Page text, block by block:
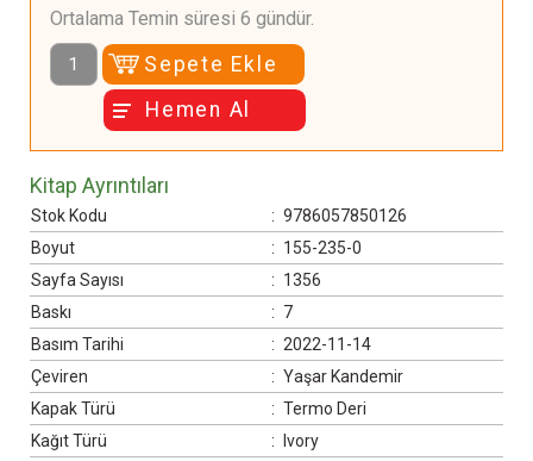
Ortalama Temin süresi 6 gündür.
Sepete Ekle
Hemen Al
Kitap Ayrıntıları
Stok Kodu : 9786057850126
Boyut
: 155-235-0
Sayfa Sayısı
: 1356
Baskı
: 7
Basım Tarihi
: 2022-11-14
Çeviren
: Yaşar Kandemir
Kapak Türü
: Termo Deri
Kağıt Türü
:
Ivory